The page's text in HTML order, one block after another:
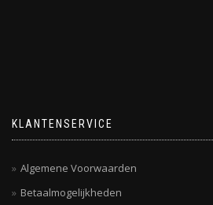
KLANTENSERVICE
Algemene Voorwaarden
Betaalmogelijkheden